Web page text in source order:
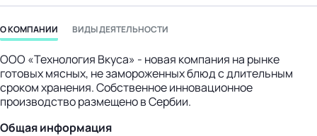
О КОМПАНИИ ВИДЫ ДЕЯТЕЛЬНОСТИ
ООО «Технология Вкуса» - новая компания на рынке
готовых мясных, не замороженных блюд с длительным
сроком хранения. Собственное инновационное
производство размещено в Сербии.
Общая информация